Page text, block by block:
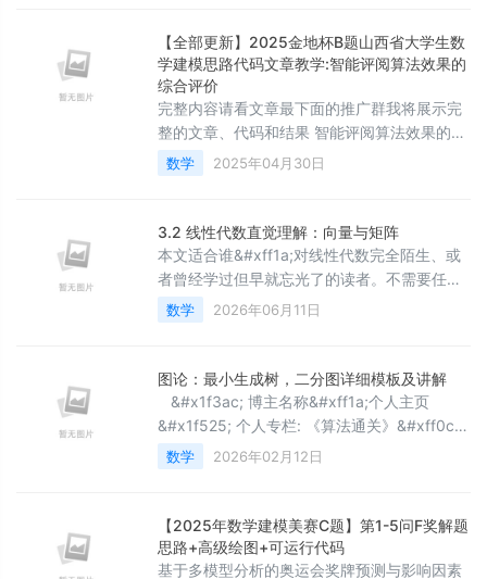
【全部更新】2025金地杯B题山西省大学生数
学建模思路代码文章教学:智能评阅算法效果的
综合评价
完整内容请看文章最下面的推广群我将展示完
整的文章、代码和结果 智能评阅算法效果的综
合评价 摘要 随着人工智能技术的快速发展
&#xff0c;其在教育领域的应用日益深入
力。传统评卷方式依赖人工批改主观题
&#xff0c;效率低且易受主观因素影响。近年来
&#xff0c;基于大模型、手写识别和自然语言处
理等技术的智能评卷系统取得突破&#xff0c;能
够通过深
数学 2025年04月30日
3.2 线性代数直觉理解：向量与矩阵
本文适合谁&#xff1a;对线性代数完全陌生、或
者曾经学过但早就忘光了的读者。不需要任何
数学背景&#xff0c;只需要知道加法和乘法。目
标是读完后能看懂&#34;神经网络的本质是矩
线性代数先说一个不太直觉的事实&#xff1a;向
量和矩阵根本不是AI发明的。它们出现在物
理、工程、经济、图形学里&#xff0c;已经有几
百年历史了。AI只是这些工具
数学 2026年06月11日
图论：最小生成树，二分图详细模板及讲解
&#x1f525; 个人专栏: 《算法通关》&#xff0c;
《Java讲解》 ⛺️心简单&#xff0c;世界就简单
序言 来讲一下最小生成树和二分图他们的模板
言 &#x1f432;最小生成树---Prim算法
&#x1f432;最小生成树-
数学 2026年02月12日
【2025年数学建模美赛C题】第1-5问F奖解题
思路+高级绘图+可运行代码
基于多模型分析的奥运会奖牌预测与影响因素